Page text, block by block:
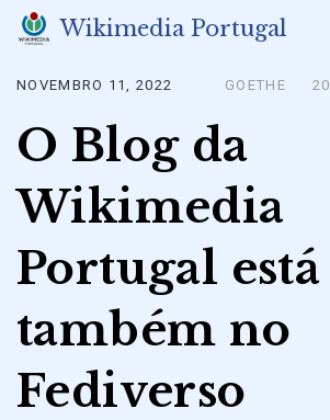
Skip
Wikimedia Portugal
Posted
NOVEMBRO 11, 2022 GOETHE
O Blog da
Wikimedia
Portugal
também no
Fediverso